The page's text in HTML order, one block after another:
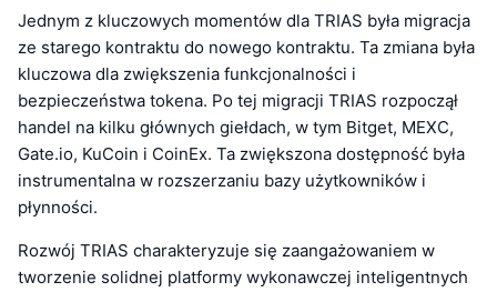
Jednym z kluczowych momentów dla TRIAS była migracja
ze starego kontraktu do nowego kontraktu. Ta zmiana była
kluczowa dla zwiększenia funkcjonalności i
bezpieczeństwa tokena. Po tej migracji TRIAS rozpoczął
handel na kilku głównych giełdach, w tym Bitget, MEXC,
Gate.io, KuCoin i CoinEx. Ta zwiększona dostępność była
instrumentalna w rozszerzaniu bazy użytkowników i
płynności.
Rozwój TRIAS charakteryzuje się zaangażowaniem w
tworzenie solidnej platformy wykonawczej inteligentnych